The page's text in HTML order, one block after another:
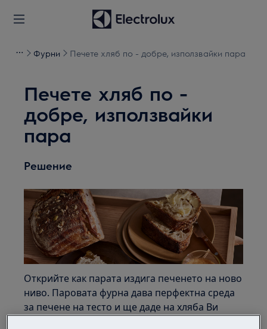
Фурни Печете хляб по - добре, използвайки пара
Печете хляб по -
добре, използвайки
пара
Решение
Открийте как парата издига печенето на ново
ниво. Паровата фурна дава перфектна среда
за печене на тесто и ще даде на хляба Ви